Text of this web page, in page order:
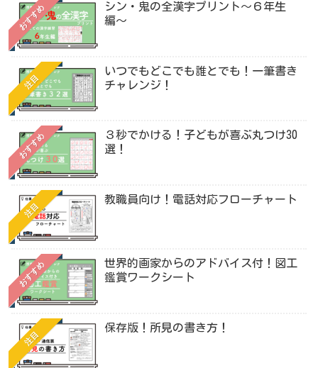
おすすめ
シン・鬼の全漢字プリント〜６年生
編〜
注目
いつでもどこでも誰とでも！一筆書き
チャレンジ！
おすすめ
３秒でかける！子どもが喜ぶ丸つけ30
選！
注目
教職員向け！電話対応フローチャート
おすすめ
世界的画家からのアドバイス付！図工
鑑賞ワークシート
注目
保存版！所見の書き方！